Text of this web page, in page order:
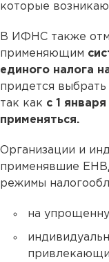
которые
В ИФНС также
применяющим
единого налога
придется
так как с 1
применяться.
Организации и
применявшие
режимы
на